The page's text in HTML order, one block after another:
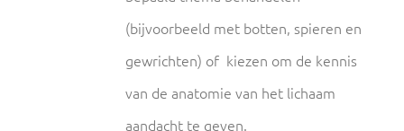
(bijvoorbeeld met botten, spieren en
gewrichten) of kiezen om de kennis
van de anatomie van het lichaam
aandacht te geven.